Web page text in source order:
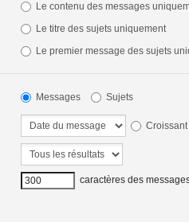
Le contenu des messages
Le titre des sujets uniquement
Le premier message des sujets
Messages Sujets
Croissant
caractères des